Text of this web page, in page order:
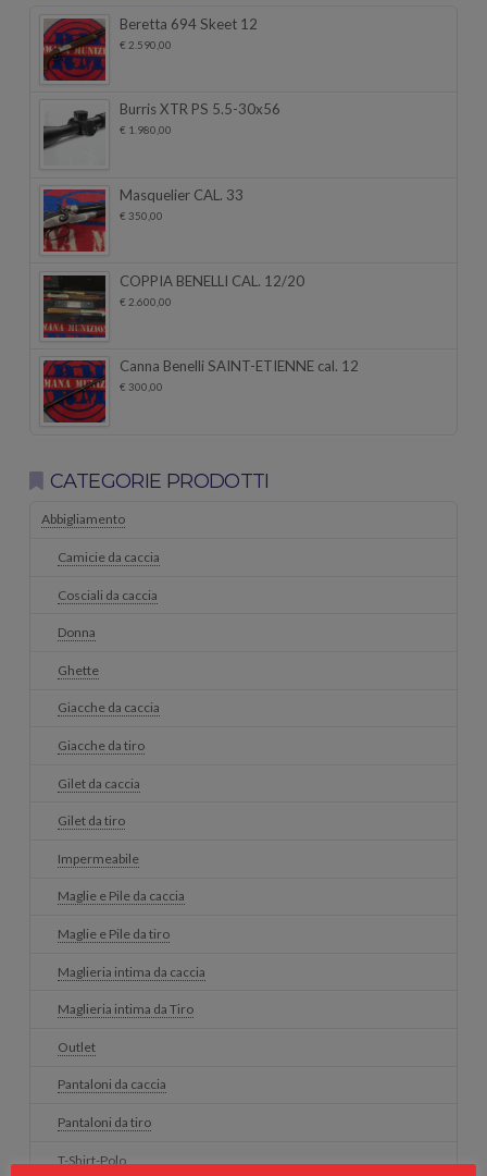
Beretta 694 Skeet 12
€ 2.590,00
Burris XTR PS 5.5-30x56
€ 1.980,00
Masquelier CAL. 33
€ 350,00
COPPIA BENELLI CAL. 12/20
€ 2.600,00
Canna Benelli SAINT-ETIENNE cal. 12
€ 300,00
CATEGORIE PRODOTTI
Abbigliamento
Camicie da caccia
Cosciali da caccia
Donna
Ghette
Giacche da caccia
Giacche da tiro
Gilet da caccia
Gilet da tiro
Impermeabile
Maglie e Pile da caccia
Maglie e Pile da tiro
Maglieria intima da caccia
Maglieria intima da Tiro
Outlet
Pantaloni da caccia
Pantaloni da tiro
T-Shirt-Polo